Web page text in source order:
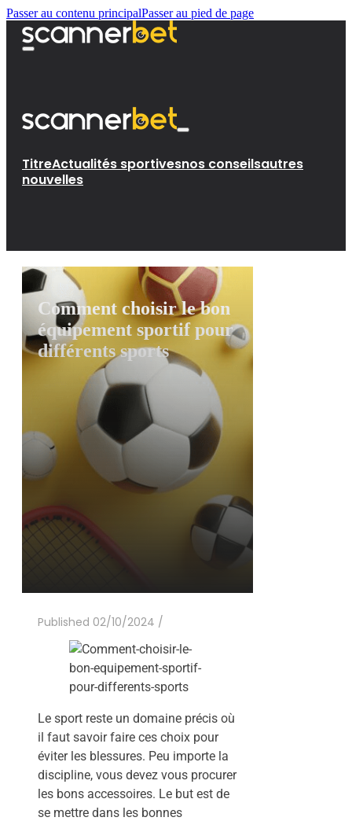
Passer au contenu principalPasser au pied de page
TitreActualités sportivesnos conseilsautres
nouvelles
Comment choisir le bon
équipement sportif pour
différents sports
Published 02/10/2024 /
Le sport reste un domaine précis où
il faut savoir faire ces choix pour
éviter les blessures. Peu importe la
discipline, vous devez vous procurer
les bons accessoires. Le but est de
se mettre dans les bonnes